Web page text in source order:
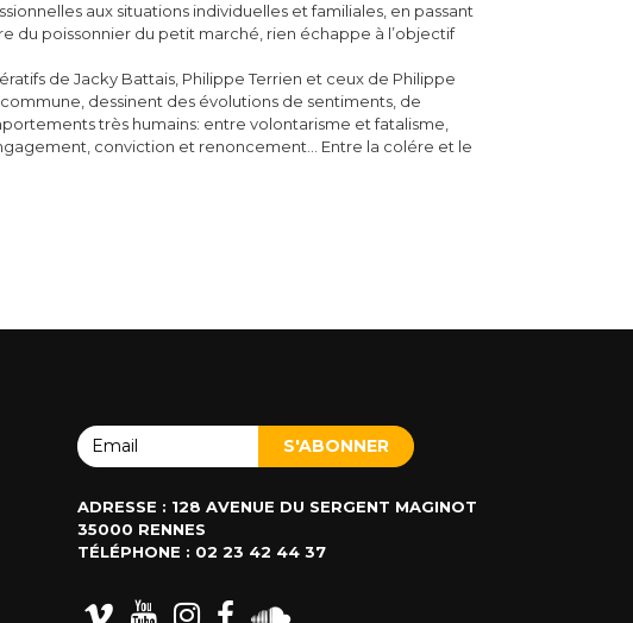
aux situations individuelles et familiales, en passant
du poissonnier du petit marché, rien échappe à l’objectif
de Jacky Battais, Philippe Terrien et ceux de Philippe
dessinent des évolutions de sentiments, de
très humains: entre volontarisme et fatalisme,
conviction et renoncement… Entre la colére et le
ADRESSE : 128 AVENUE DU SERGENT MAGINOT
35000 RENNES
TÉLÉPHONE : 02 23 42 44 37